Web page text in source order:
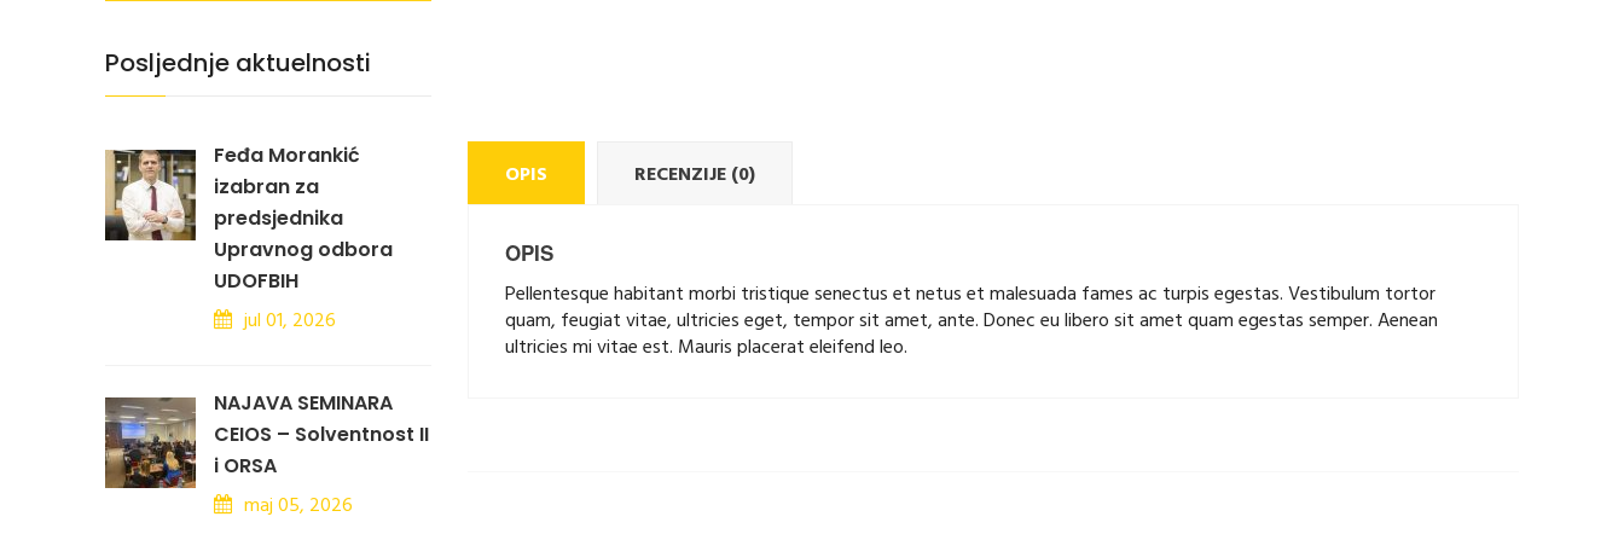
Posljednje aktuelnosti
Feđa Morankić
izabran za
predsjednika
Upravnog odbora
UDOFBIH
jul 01, 2026
NAJAVA SEMINARA
CEIOS – Solventnost II
i ORSA
maj 05, 2026
OPIS RECENZIJE (0)
OPIS
Pellentesque habitant morbi tristique senectus et netus et malesuada fames ac turpis egestas. Vestibulum tortor
quam, feugiat vitae, ultricies eget, tempor sit amet, ante. Donec eu libero sit amet quam egestas semper. Aenean
ultricies mi vitae est. Mauris placerat eleifend leo.